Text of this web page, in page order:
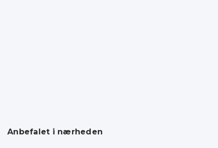
Anbefalet i nærheden